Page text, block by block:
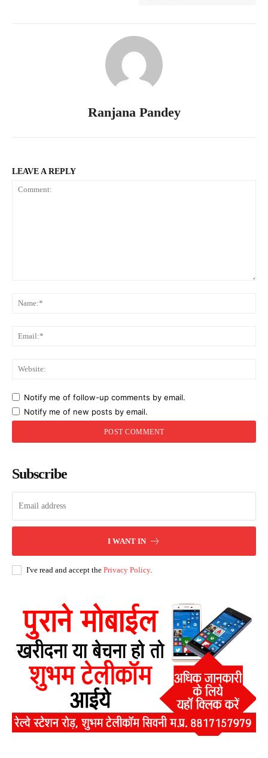
Ranjana Pandey
LEAVE A REPLY
Notify me of follow-up comments by email.
Notify me of new posts by email.
Subscribe
I WANT IN
I've read and accept the Privacy Policy.